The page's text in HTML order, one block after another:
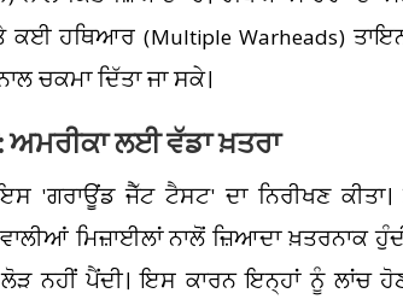
ਹਥਿਆਰ (Multiple Warheads)
ਚਕਮਾ ਦਿੱਤਾ ਜਾ ਸਕੇ।
ਲਈ ਵੱਡਾ ਖ਼ਤਰਾ
'ਗਰਾਊਂਡ ਜੈੱਟ ਟੈਸਟ' ਦਾ ਨਿਰੀਖਣ
ਮਿਜ਼ਾਈਲਾਂ ਨਾਲੋਂ ਜ਼ਿਆਦਾ ਖ਼ਤਰਨਾਕ
ਨਹੀਂ ਪੈਂਦੀ। ਇਸ ਕਾਰਨ ਇਨ੍ਹਾਂ ਨੂੰ ਲਾਂਚ